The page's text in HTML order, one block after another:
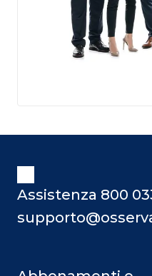
Assistenza 800